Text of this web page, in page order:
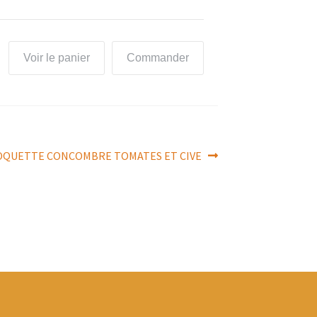
Commander
Voir le panier
CONCOMBRE TOMATES ET CIVE